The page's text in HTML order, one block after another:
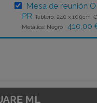
Mesa de reunión
PR Tablero: 240 x 100cm
Metálica: Negro
410,00
ML